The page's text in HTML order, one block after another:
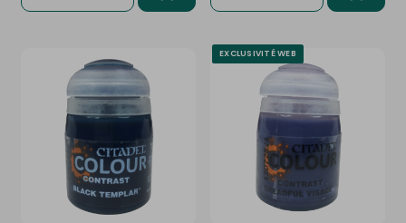
EXCLUSIVITÉ WEB